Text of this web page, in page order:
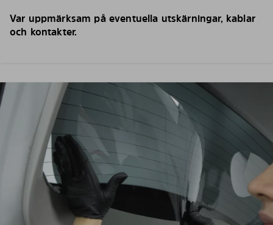
Var uppmärksam på eventuella utskärningar, kablar
och kontakter.